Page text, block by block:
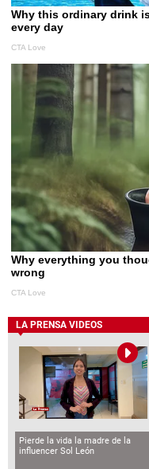
LA PRENSA VIDEOS
Pierde la vida la madre de la
influencer Sol León